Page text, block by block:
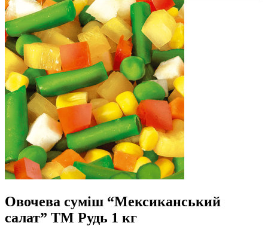
Овочева суміш “Мексиканський
салат” ТМ Рудь 1 кг